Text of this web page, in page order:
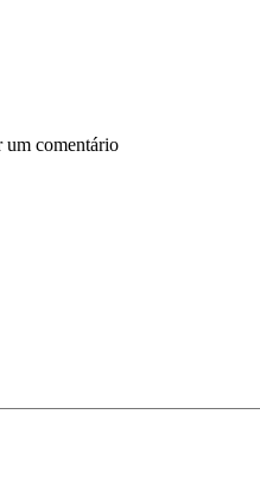
um comentário